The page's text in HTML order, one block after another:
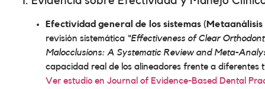
Efectividad general de los sistemas (Metaanálisis
revisión sistemática “Effectiveness of Clear
Malocclusions: A Systematic Review and Meta-
capacidad real de los alineadores frente a diferentes
Ver estudio en Journal of Evidence-Based Dental